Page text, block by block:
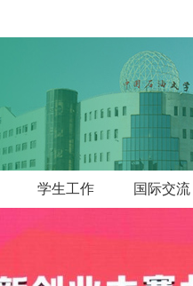
学生工作 国际交流